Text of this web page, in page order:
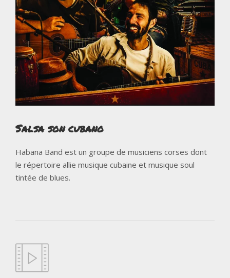
Salsa son cubano
Habana Band est un groupe de musiciens corses dont
le répertoire allie musique cubaine et musique soul
tintée de blues.